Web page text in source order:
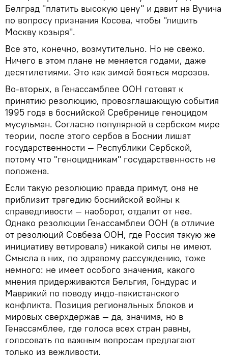
Белград "платить высокую цену" и давит на Вучича
по вопросу признания Косова, чтобы "лишить
Москву козыря".
Все это, конечно, возмутительно. Но не свежо.
Ничего в этом плане не меняется годами, даже
десятилетиями. Это как зимой бояться морозов.
Во-вторых, в Генассамблее ООН готовят к
принятию резолюцию, провозглашающую события
1995 года в боснийской Сребренице геноцидом
мусульман. Согласно популярной в сербском мире
теории, после этого сербов в Боснии лишат
государственности — Республики Сербской,
потому что "геноцидникам" государственность не
положена.
Если такую резолюцию правда примут, она не
приблизит трагедию боснийской войны к
справедливости — наоборот, отдалит от нее.
Однако резолюции Генассамблеи ООН (в отличие
от резолюций Совбеза ООН, где Россия такую же
инициативу ветировала) никакой силы не имеют.
Смысла в них, по здравому рассуждению, тоже
немного: не имеет особого значения, какого
мнения придерживаются Бельгия, Гондурас и
Маврикий по поводу индо-пакистанского
конфликта. Позиция региональных блоков и
мировых сверхдержав — да, значима, но в
Генассамблее, где голоса всех стран равны,
голосовать по важным вопросам предлагают
только из вежливости.